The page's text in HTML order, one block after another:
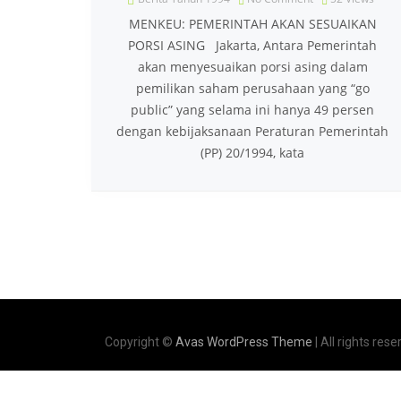
MENKEU: PEMERINTAH AKAN SESUAIKAN
PORSI ASING Jakarta, Antara Pemerintah
akan menyesuaikan porsi asing dalam
pemilikan saham perusahaan yang “go
public” yang selama ini hanya 49 persen
dengan kebijaksanaan Peraturan Pemerintah
(PP) 20/1994, kata
Copyright © Avas WordPress Theme | All rights